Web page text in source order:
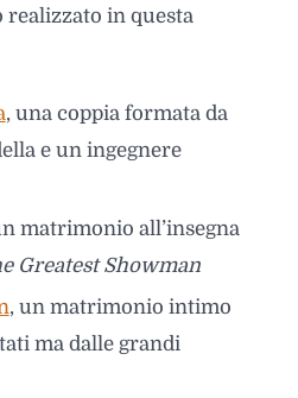
realizzato in questa
, una coppia formata da
e un ingegnere
matrimonio all’insegna
Greatest Showman
, un matrimonio intimo
ma dalle grandi